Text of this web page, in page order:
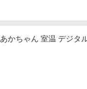
かちゃん 室温 デジタ